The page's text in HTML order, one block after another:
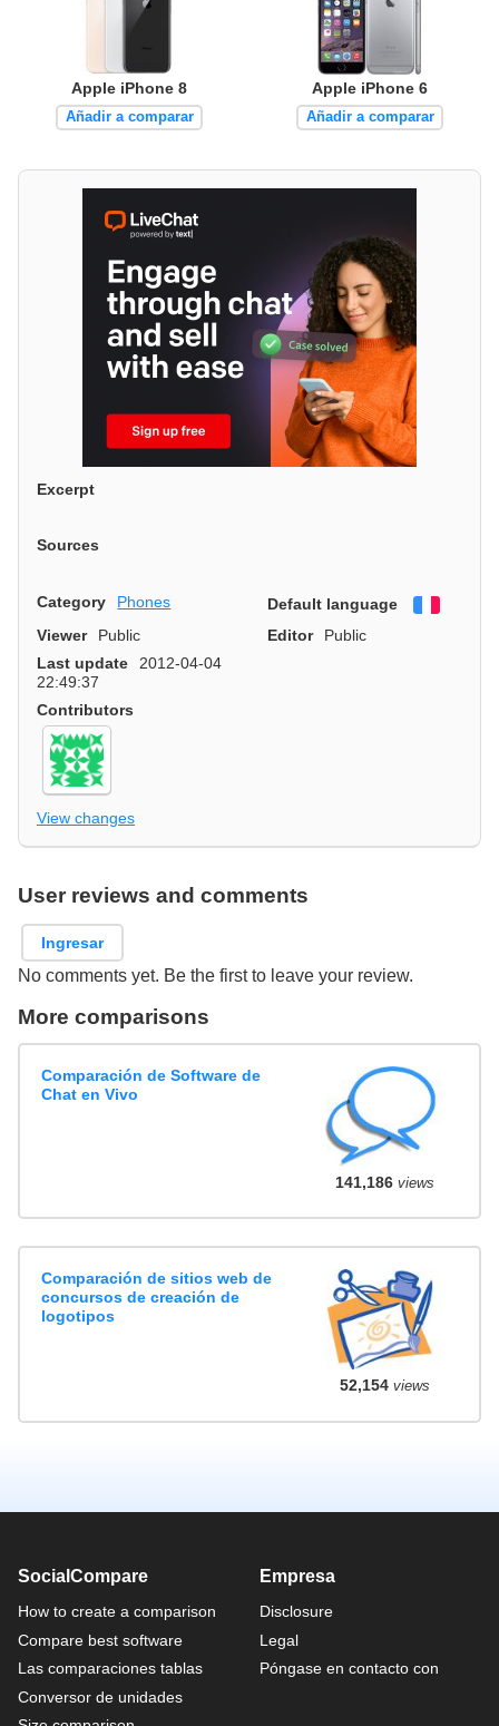
Apple iPhone 8
Añadir a comparar
Apple iPhone 6
Añadir a comparar
Excerpt
Sources
Category Phones Default language
Viewer
Public Editor
Public
Last update
2012-04-04
22:49:37
Contributors
View changes
User reviews and comments
Ingresar
No comments yet. Be the first to leave your review.
More comparisons
Comparación de Software de
Chat en Vivo
141,186views
Comparación de sitios web de
concursos de creación de
logotipos
52,154views
SocialCompare
How to create a comparison
Compare best software
Las comparaciones tablas
Conversor de unidades
Empresa
Disclosure
Legal
Póngase en contacto con